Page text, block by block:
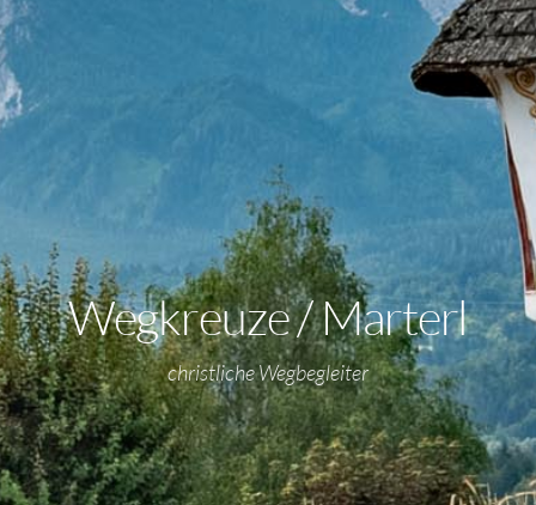
Wegkreuze / Marterl
christliche Wegbegleiter